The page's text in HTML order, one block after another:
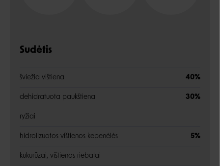
Sudėtis
šviežia vištiena 40%
dehidratuota paukštiena 30%
ryžiai
hidrolizuotos vištienos kepenėlės 5%
kukurūzai, vištienos riebalai